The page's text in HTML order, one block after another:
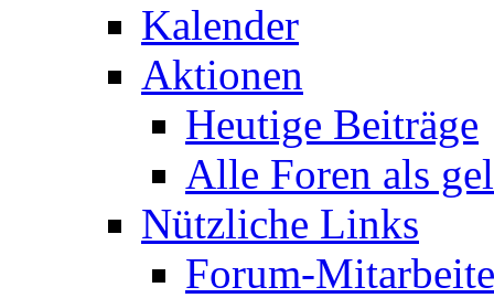
Kalender
Aktionen
Heutige Beiträge
Alle Foren als
Nützliche Links
Forum-